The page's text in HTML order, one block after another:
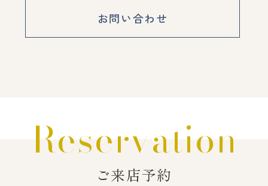
お問い合わせ
Reservation
ご来店予約